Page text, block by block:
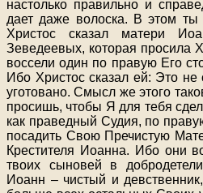
настолько правильно и
дает даже волоска. В этом ты
Христос сказал матери
Зеведеевых, которая просила
воссели один по правую Его
Ибо Христос сказал ей: Это не
уготовано. Смысл же этого
просишь, чтобы Я для тебя
как праведный Судия, по
посадить Свою Пречистую
Крестителя Иоанна. Ибо они
твоих сыновей в
Иоанн – чистый и